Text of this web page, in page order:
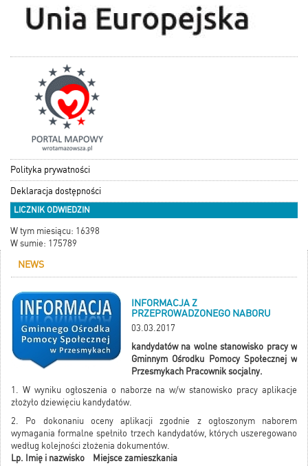
Polityka prywatności
Deklaracja dostępności
LICZNIK ODWIEDZIN
W tym miesiącu: 16398
W sumie: 175789
NEWS
INFORMACJA Z
PRZEPROWADZONEGO NABORU
03.03.2017
kandydatów na wolne stanowisko pracy w
Gminnym Ośrodku Pomocy Społecznej w
Przesmykach Pracownik socjalny.
1. W wyniku ogłoszenia o naborze na w/w stanowisko pracy aplikacje
złożyło dziewięciu kandydatów.
2. Po dokonaniu oceny aplikacji zgodnie z ogłoszonym naborem
wymagania formalne spełniło trzech kandydatów, których uszeregowano
według kolejności złożenia dokumentów.
Lp. Imię i nazwisko Miejsce zamieszkania